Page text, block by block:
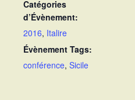
Catégories
d’Évènement:
2016, Italire
Évènement Tags:
conférence, Sicile